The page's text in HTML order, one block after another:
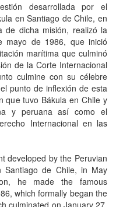
desarrollada por el
en Santiago de Chile, en
de dicha misión, realizó la
mayo de 1986, que inició
marítima que culminó
de la Corte Internacional
culmine con su célebre
punto de inflexión de esta
que tuvo Bákula en Chile y
y peruana así como el
Internacional en las
developed by the Peruvian
Santiago de Chile, in May
he made the famous
which formally began the
culminated on January 27,